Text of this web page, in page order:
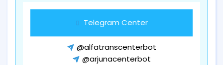
Telegram Center
@alfatranscenterbot
@arjunacenterbot